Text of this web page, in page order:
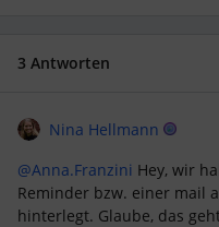
3 Antworten
Nina Hellmann
@Anna.Franzini Hey, wir
Reminder bzw. einer mail
hinterlegt. Glaube, das